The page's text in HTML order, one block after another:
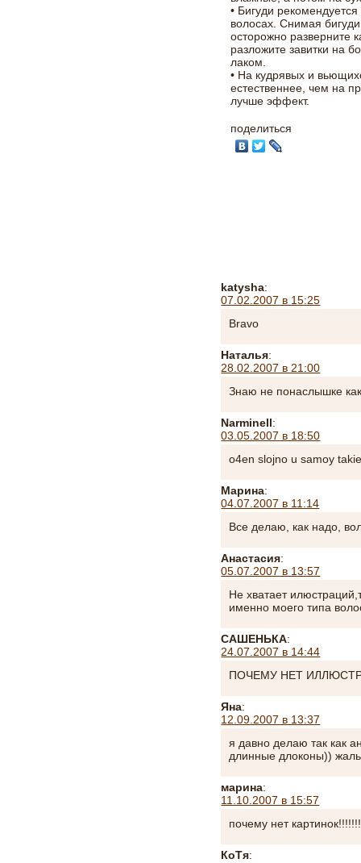
• Бигуди
волосах. Снимая
осторожно разверните
разложите завитки на
лаком.
• На кудрявых и
естественнее, чем на
лучше эффект.
поделиться
katysha:
07.02.2007 в 15:25
Bravo
Наталья:
28.02.2007 в 21:00
Знаю не понаслышке
Narminell:
03.05.2007 в 18:50
o4en slojno u samoy
Марина:
04.07.2007 в 11:14
Все делаю, как надо,
Анастасия:
05.07.2007 в 13:57
Не хватает
именно моего типа
САШЕНЬКА:
24.07.2007 в 14:44
ПОЧЕМУ НЕТ
Яна:
12.09.2007 в 13:37
я давно делаю так как
длинные длоконы))
марина:
11.10.2007 в 15:57
почему нет
КоТя: